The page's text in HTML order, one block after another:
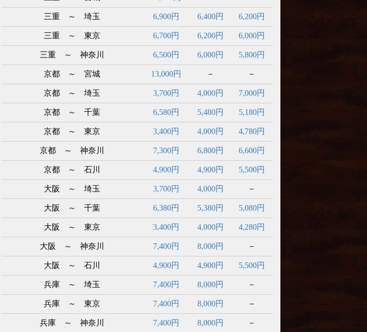
三重 ～ 埼玉 6,900円 6,400円 6,200円
三重 ～ 東京 6,700円 6,200円 6,000円
三重 ～ 神奈川 6,500円 6,000円 5,800円
京都 ～ 宮城 13,000円 － －
京都 ～ 埼玉 3,700円 4,000円 7,000円
京都 ～ 千葉 6,580円 5,480円 5,180円
京都 ～ 東京 3,400円 4,000円 4,780円
京都 ～ 神奈川 7,300円 6,800円 6,600円
京都 ～ 石川 4,900円 4,900円 5,500円
大阪 ～ 埼玉 3,700円 4,000円 －
大阪 ～ 千葉 6,380円 5,380円 5,080円
大阪 ～ 東京 3,400円 4,000円 4,280円
大阪 ～ 神奈川 7,400円 8,000円 －
大阪 ～ 石川 4,900円 4,900円 5,500円
兵庫 ～ 埼玉 7,400円 8,000円 －
兵庫 ～ 東京 7,400円 8,000円 －
兵庫 ～ 神奈川 7,400円 8,000円 －